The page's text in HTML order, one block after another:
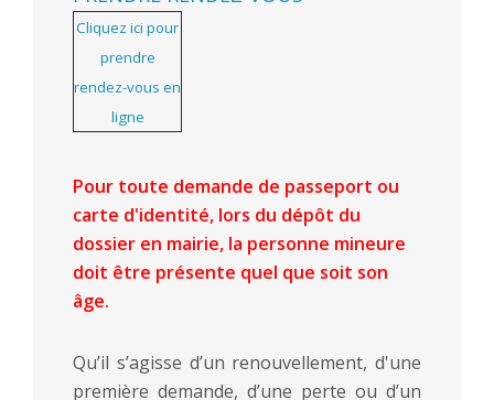
Cliquez ici pour
prendre
rendez-vous en
ligne
Pour toute demande de passeport ou
carte d'identité, lors du dépôt du
dossier en mairie, la personne mineure
doit être présente quel que soit son
âge.
Qu’il s’agisse d’un renouvellement, d'une
première demande, d’une perte ou d’un